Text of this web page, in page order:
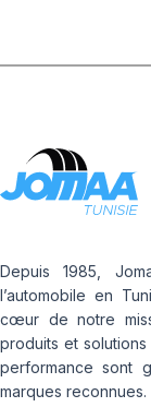
Depuis 1985,
l’automobile en
cœur de notre
produits et
performance sont
marques reconnues.